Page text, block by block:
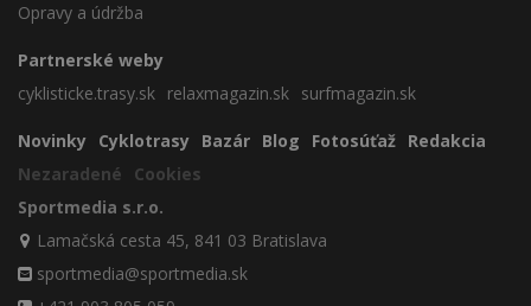
Opravy a údržba
Partnerské weby
cyklisticke.trasy.sk relaxmagazin.sk surfmagazin.sk
Novinky Cyklotrasy Bazár Blog Fotosúťaž Redakcia
Nezaradené
Cookies
Sportmedia s.r.o.
Lamačská cesta 45, 841 03 Bratislava
sportmedia@sportmedia.sk